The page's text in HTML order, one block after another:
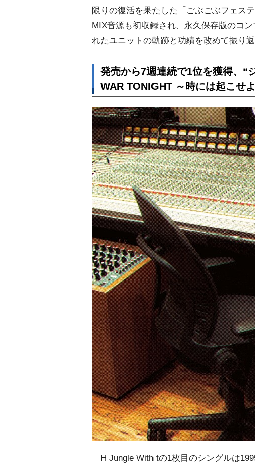
限りの復活を果たした「ごぶごぶフェス
MIX音源も初収録され、永久保存版のコ
れたユニットの軌跡と功績を改めて振り返
発売から7週連続で1位を獲得、“
WAR TONIGHT ～時には起こせ
H Jungle With tの1枚目のシングルは